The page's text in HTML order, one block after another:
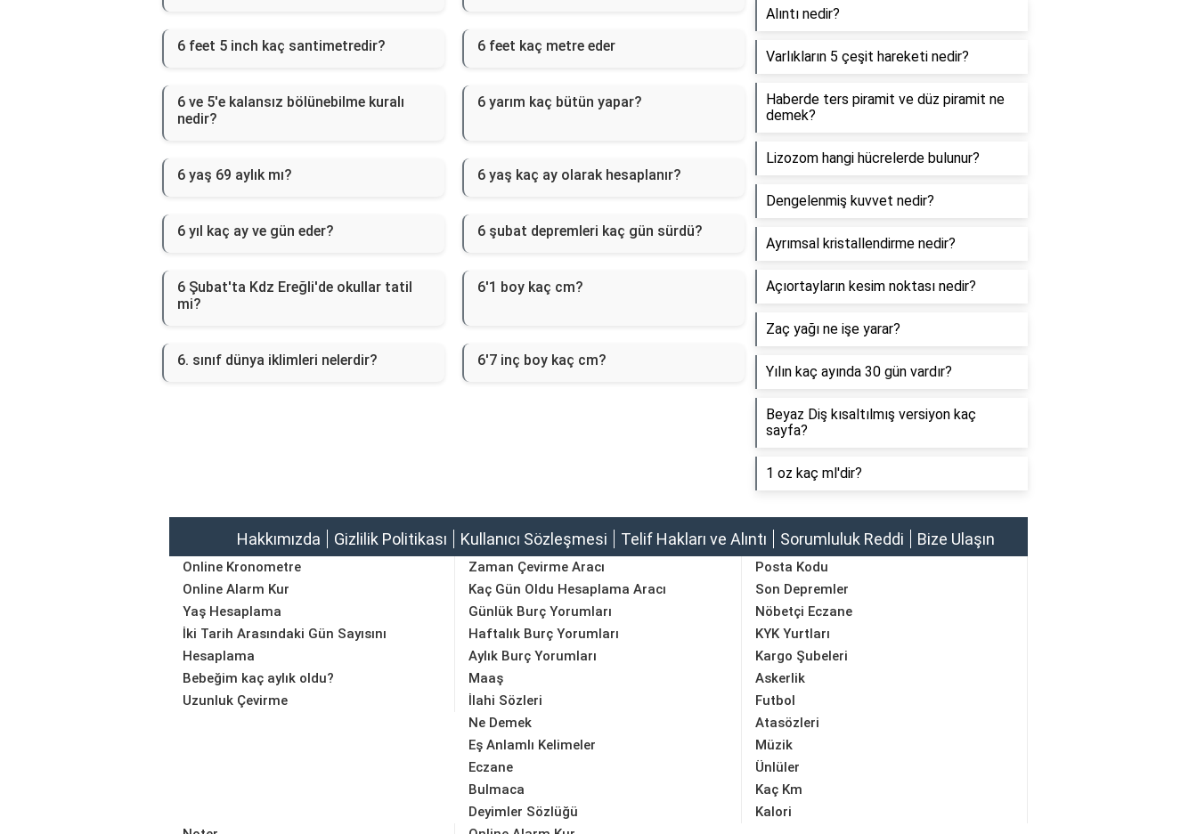
6 feet 5 inch kaç santimetredir? 6 feet kaç metre eder
6 ve 5'e kalansız bölünebilme kuralı
nedir?
6 yarım kaç bütün yapar?
6 yaş 69 aylık mı? 6 yaş kaç ay olarak hesaplanır?
6 yıl kaç ay ve gün eder? 6 şubat depremleri kaç gün sürdü?
6 Şubat'ta Kdz Ereğli'de okullar tatil
mi?
6'1 boy kaç cm?
6. sınıf dünya iklimleri nelerdir? 6'7 inç boy kaç cm?
Alıntı nedir?
Varlıkların 5 çeşit hareketi nedir?
Haberde ters piramit ve düz piramit ne
demek?
Lizozom hangi hücrelerde bulunur?
Dengelenmiş kuvvet nedir?
Ayrımsal kristallendirme nedir?
Açıortayların kesim noktası nedir?
Zaç yağı ne işe yarar?
Yılın kaç ayında 30 gün vardır?
Beyaz Diş kısaltılmış versiyon kaç
sayfa?
1 oz kaç ml'dir?
Hakkımızda Gizlilik Politikası Kullanıcı Sözleşmesi Telif Hakları ve Alıntı Sorumluluk Reddi Bize Ulaşın
Online Kronometre
Online Alarm Kur
Yaş Hesaplama
İki Tarih Arasındaki Gün Sayısını
Hesaplama
Bebeğim kaç aylık oldu?
Uzunluk Çevirme
Zaman Çevirme Aracı
Kaç Gün Oldu Hesaplama Aracı
Günlük Burç Yorumları
Haftalık Burç Yorumları
Aylık Burç Yorumları
Maaş
Posta Kodu
Son Depremler
Nöbetçi Eczane
KYK Yurtları
Kargo Şubeleri
Askerlik
İlahi Sözleri
Ne Demek
Eş Anlamlı Kelimeler
Eczane
Bulmaca
Deyimler Sözlüğü
Futbol
Atasözleri
Müzik
Ünlüler
Kaç Km
Kalori